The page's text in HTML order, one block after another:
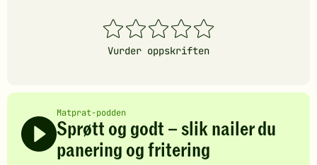
1
stjerner
2
stjerner
3
stjerner
4
stjerner
5
stjerner
Vurder oppskriften
Matprat-podden
Sprøtt og godt – slik nailer du
panering og fritering